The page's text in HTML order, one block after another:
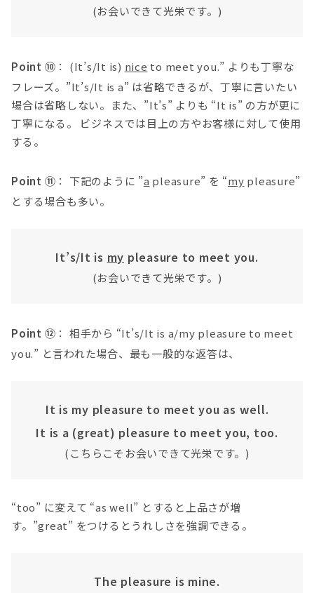
(お会いできて光栄です。)
Point ⑩ ： (It’s/It is) nice to meet you.” よりも丁寧な
フレーズ。”It’s/It is a” は省略できるが、丁寧に言いたい
場合は省略しない。また、”It’s” よりも “It is” の方が更に
丁寧になる。 ビジネスでは目上の方やお客様に対して使用
する。
Point ⑪ ： 下記のように ”a pleasure” を “my pleasure”
とする場合も多い。
It’s/It is my pleasure to meet you.
(お会いできて光栄です。)
Point ⑫ ： 相手から “It’s/It is a/my pleasure to meet
you.” と言われた場合、最も一般的な返答は、
It is my pleasure to meet you as well.
It is a (great) pleasure to meet you, too.
(こちらこそお会いできて光栄です。)
“too” に変えて “as well” とすると上品さが増
す。”great” をつけるとうれしさを強調できる。
The pleasure is mine.